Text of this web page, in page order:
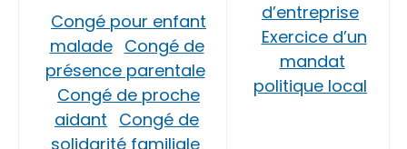
Congé pour enfant
malade Congé de
présence parentale
Congé de proche
aidant Congé de
solidarité familiale
d’entreprise
Exercice d’un
mandat
politique local